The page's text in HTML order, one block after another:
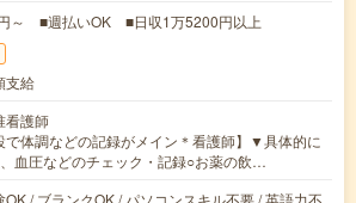
～ ■週払いOK ■日収1万5200円以上
支給
看護師
で体調などの記録がメイン＊看護師】▼具体的に
血圧などのチェック・記録○お薬の飲…
OK / ブランクOK / パソコンスキル不要 / 英語力不